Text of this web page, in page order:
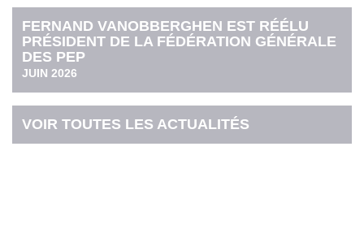
FERNAND VANOBBERGHEN EST RÉÉLU
PRÉSIDENT DE LA FÉDÉRATION GÉNÉRALE
DES PEP
JUIN 2026
VOIR TOUTES LES ACTUALITÉS